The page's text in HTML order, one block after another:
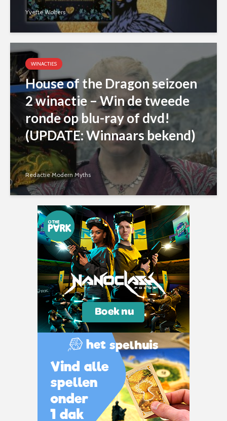
Yvette Wolters
WINACTIES
House of the Dragon seizoen
2 winactie – Win de tweede
ronde op blu-ray of dvd!
(UPDATE: Winnaars bekend)
Redactie Modern Myths